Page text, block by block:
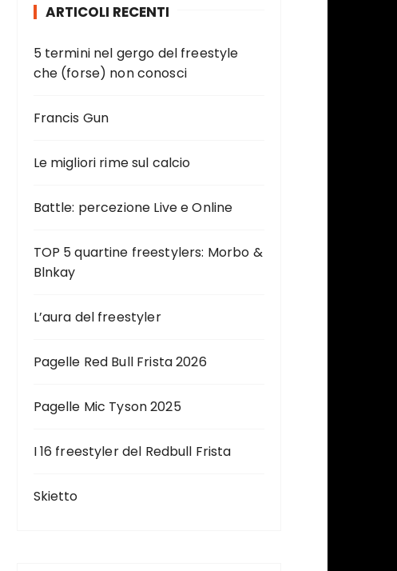
ARTICOLI RECENTI
5 termini nel gergo del freestyle
che (forse) non conosci
Francis Gun
Le migliori rime sul calcio
Battle: percezione Live e Online
TOP 5 quartine freestylers: Morbo &
Blnkay
L’aura del freestyler
Pagelle Red Bull Frista 2026
Pagelle Mic Tyson 2025
I 16 freestyler del Redbull Frista
Skietto